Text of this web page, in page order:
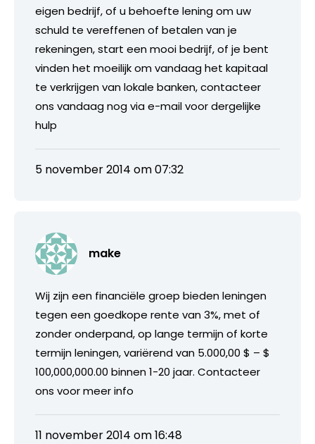
eigen bedrijf, of u behoefte lening om uw
schuld te vereffenen of betalen van je
rekeningen, start een mooi bedrijf, of je bent
vinden het moeilijk om vandaag het kapitaal
te verkrijgen van lokale banken, contacteer
ons vandaag nog via e-mail voor dergelijke
hulp
5 november 2014 om 07:32
make
Wij zijn een financiële groep bieden leningen
tegen een goedkope rente van 3%, met of
zonder onderpand, op lange termijn of korte
termijn leningen, variërend van 5.000,00 $ – $
100,000,000.00 binnen 1-20 jaar. Contacteer
ons voor meer info
11 november 2014 om 16:48